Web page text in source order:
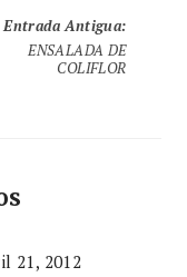
Entrada Antigua:
ENSALADA DE
COLIFLOR
21, 2012